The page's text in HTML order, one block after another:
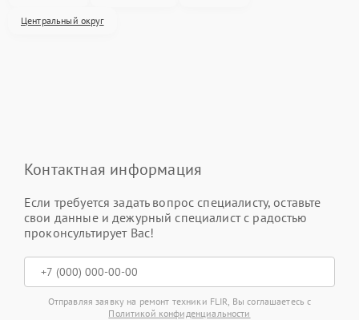
Центральный округ
Контактная информация
Если требуется задать вопрос специалисту, оставьте
свои данные и дежурный специалист с радостью
проконсультирует Вас!
Отправляя заявку на ремонт техники FLIR, Вы соглашаетесь с
Политикой конфиденциальности